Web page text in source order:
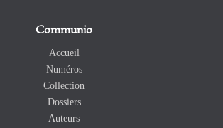
Communio
Accueil
Numéros
Collection
Dossiers
Auteurs